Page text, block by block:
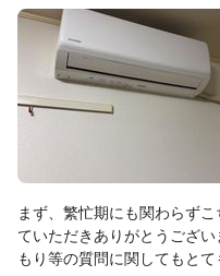
まず、繁忙期にも関わらず
ていただきありがとうござ
もり等の質問に関してもと